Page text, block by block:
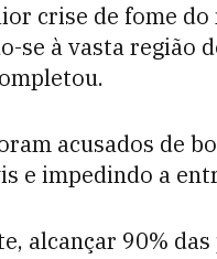
crise de fome
se à vasta região
acusados ​​de
e impedindo a
alcançar 90%